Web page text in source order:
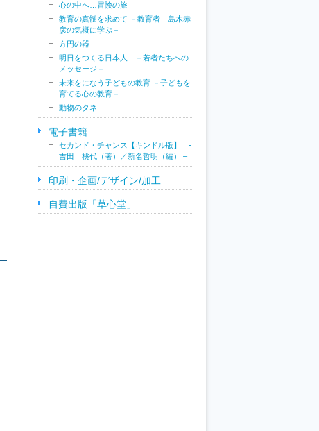
心の中へ…冒険の旅
教育の真髄を求めて －教育者 島木赤
彦の気概に学ぶ－
方円の器
明日をつくる日本人 －若者たちへの
メッセージ－
未来をになう子どもの教育 －子どもを
育てる心の教育－
動物のタネ
電子書籍
セカンド・チャンス【キンドル版】 -
吉田 桃代（著）／新名哲明（編） –
印刷・企画/デザイン/加工
自費出版「草心堂」